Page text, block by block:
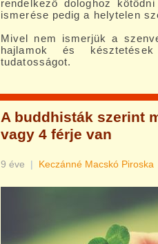
rendelkező dologhoz
ismerése pedig a helytelen
Mivel nem ismerjük a
hajlamok és
tudatosságot.
A buddhisták szerint
vagy 4 férje van
9 éve | Keczánné Macskó Piroska